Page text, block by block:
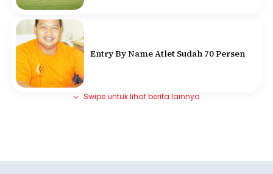
Entry By Name Atlet Sudah 70 Persen
Swipe untuk lihat berita lainnya